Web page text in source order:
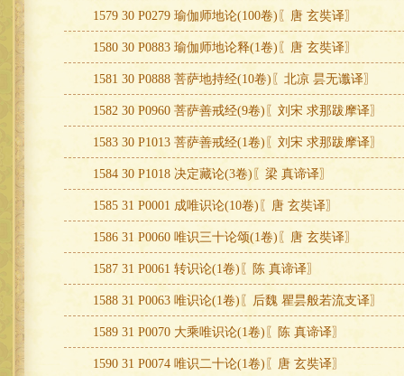
1579 30 P0279 瑜伽师地论(100卷)〖唐 玄奘译〗
1580 30 P0883 瑜伽师地论释(1卷)〖唐 玄奘译〗
1581 30 P0888 菩萨地持经(10卷)〖北凉 昙无谶译〗
1582 30 P0960 菩萨善戒经(9卷)〖刘宋 求那跋摩译〗
1583 30 P1013 菩萨善戒经(1卷)〖刘宋 求那跋摩译〗
1584 30 P1018 决定藏论(3卷)〖梁 真谛译〗
1585 31 P0001 成唯识论(10卷)〖唐 玄奘译〗
1586 31 P0060 唯识三十论颂(1卷)〖唐 玄奘译〗
1587 31 P0061 转识论(1卷)〖陈 真谛译〗
1588 31 P0063 唯识论(1卷)〖后魏 瞿昙般若流支译〗
1589 31 P0070 大乘唯识论(1卷)〖陈 真谛译〗
1590 31 P0074 唯识二十论(1卷)〖唐 玄奘译〗